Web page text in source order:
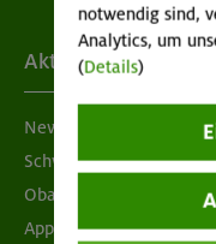
Aktuelles
Newsletter
Schwarzes Brett
Obacht geben!
App "Mein DAV+"
notwendig sind,
Analytics, um
(Details)